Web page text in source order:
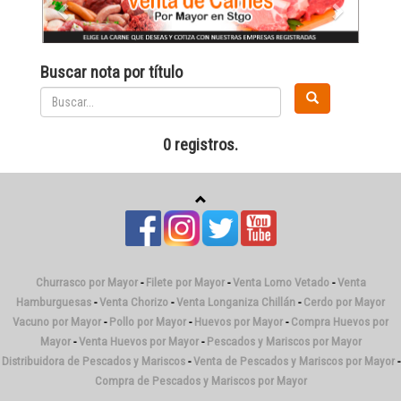
Buscar nota por título
0 registros.
Churrasco por Mayor- Filete por Mayor-Venta Lomo Vetado-Venta
Hamburguesas -Venta Chorizo -Venta Longaniza Chillán - Cerdo por Mayor
Vacuno por Mayor - Pollo por Mayor - Huevos por Mayor - Compra Huevos por
Mayor-Venta Huevos por Mayor- Pescados y Mariscos por Mayor
Distribuidora de Pescados y Mariscos-Venta de Pescados y Mariscos por Mayor-
Compra de Pescados y Mariscos por Mayor